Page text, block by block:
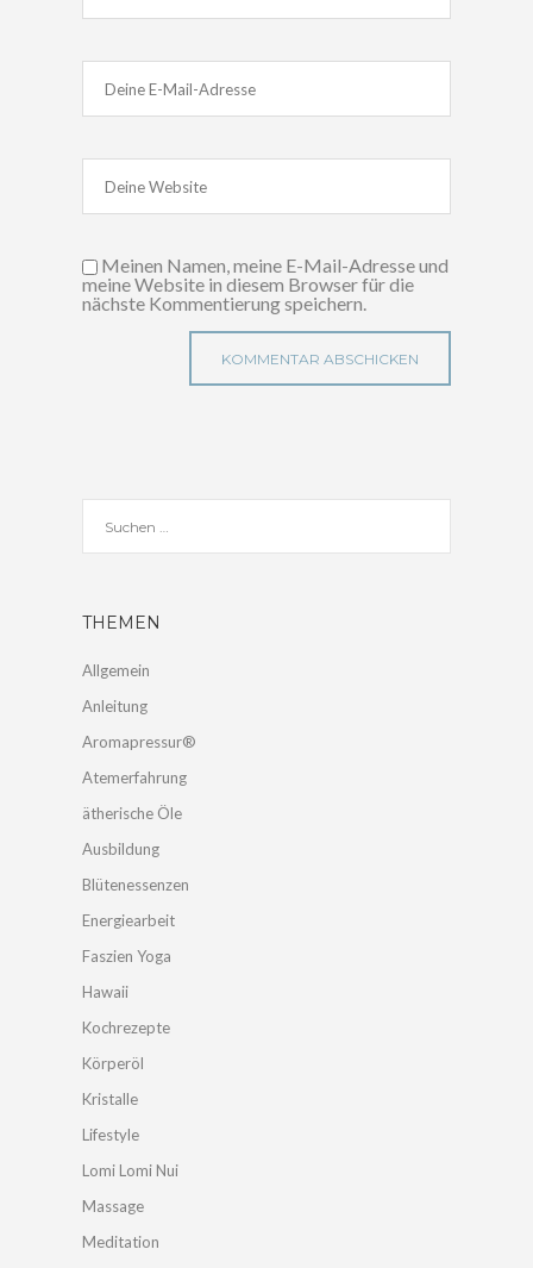
Meinen Namen, meine E-Mail-Adresse und
meine Website in diesem Browser für die
nächste Kommentierung speichern.
THEMEN
Allgemein
Anleitung
Aromapressur®
Atemerfahrung
ätherische Öle
Ausbildung
Blütenessenzen
Energiearbeit
Faszien Yoga
Hawaii
Kochrezepte
Körperöl
Kristalle
Lifestyle
Lomi Lomi Nui
Massage
Meditation